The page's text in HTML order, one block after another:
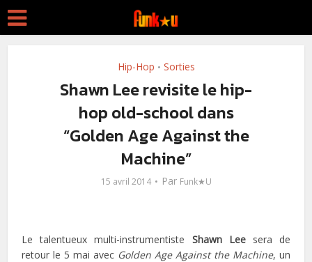
Hip-Hop • Sorties
Shawn Lee revisite le hip-
hop old-school dans
“Golden Age Against the
Machine”
15 avril 2014 Par Funk★U
Le talentueux multi-instrumentiste Shawn Leesera de
retour le 5 mai avec Golden Age Against the Machine, un